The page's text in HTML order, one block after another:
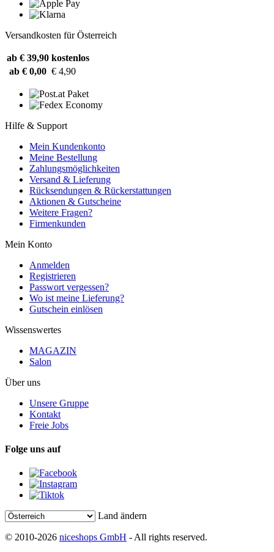
Versandkosten für Österreich
ab € 39,90 kostenlos
ab € 0,00 € 4,90
Hilfe & Support
Mein Kundenkonto
Meine Bestellung
Zahlungsmöglichkeiten
Versand & Lieferung
Rücksendungen & Rückerstattungen
Aktionen & Gutscheine
Weitere Fragen?
Firmenkunden
Mein Konto
Anmelden
Registrieren
Passwort vergessen?
Wo ist meine Lieferung?
Gutschein einlösen
Wissenswertes
MAGAZIN
Salon
Über uns
Unsere Gruppe
Kontakt
Freie Jobs
Folge uns auf
Land ändern
© 2010-2026 niceshops GmbH - All rights reserved.